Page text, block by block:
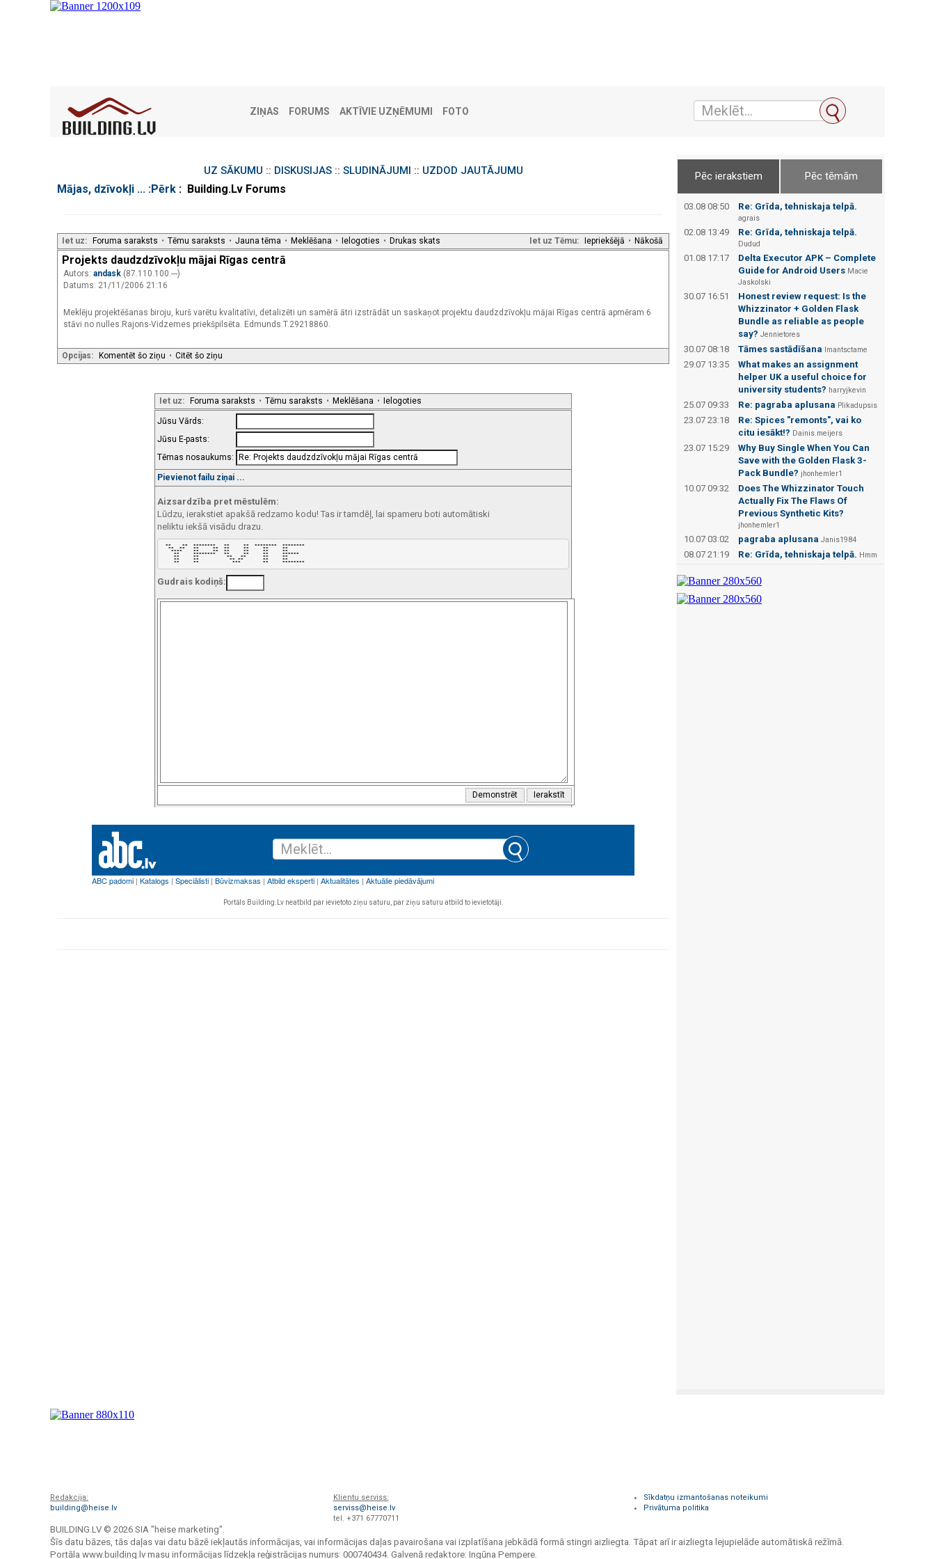
ZIŅAS FORUMS AKTĪVIE UZŅĒMUMI FOTO
UZ SĀKUMU :: DISKUSIJAS:: SLUDINĀJUMI :: UZDOD JAUTĀJUMU
Mājas, dzīvokļi ... :Pērk : Building.Lv Forums
Iet uz Tēmu: Iepriekšējā • Nākošā
Iet uz: Foruma saraksts • Tēmu saraksts • Jauna tēma • Meklēšana • Ielogoties • Drukas skats
Projekts daudzdzīvokļu mājai Rīgas centrā
Autors: andask (87.110.100.---)
Datums: 21/11/2006 21:16
Meklēju projektēšanas biroju, kurš varētu kvalitatīvi, detalizēti un samērā ātri izstrādāt un saskaņot projektu daudzdzīvokļu mājai Rīgas centrā apmēram 6
stāvi no nulles.Rajons-Vidzemes priekšpilsēta. Edmunds.T.29218860.
Opcijas: Komentēt šo ziņu • Citēt šo ziņu
Iet uz: Foruma saraksts • Tēmu saraksts • Meklēšana • Ielogoties
Jūsu Vārds:
Jūsu E-pasts:
Tēmas nosaukums:
Pievienot failu ziņai ...
Aizsardzība pret mēstulēm:
Lūdzu, ierakstiet apakšā redzamo kodu! Tas ir tamdēļ, lai spameru boti automātiski
neliktu iekšā visādu drazu.
**    **  ********   **     **  ********  ********
  **  **   **     **  **     **     **     **
   ****    **     **  **     **     **     **
    **     ********   **     **     **     ******
    **     **          **   **      **     **
    **     **           ** **       **     **
    **     **            ***        **     ********
Gudrais kodiņš:
Portāls Building.Lv neatbild par ievietoto ziņu saturu, par ziņu saturu atbild to ievietotāji.
Pēc ierakstiem Pēc tēmām
03.08 08:50 Re: Grīda, tehniskaja telpā.
agrais
02.08 13:49 Re: Grīda, tehniskaja telpā.
Dudud
01.08 17:17
Delta Executor APK – Complete
Guide for Android Users Macie
Jaskolski
30.07 16:51
Honest review request: Is the
Whizzinator + Golden Flask
Bundle as reliable as people
say? Jennietores
30.07 08:18 Tāmes sastādīšana Imantsctame
29.07 13:35
What makes an assignment
helper UK a useful choice for
university students? harryjkevin
25.07 09:33 Re: pagraba aplusana Plikadupsis
23.07 23:18
Re: Spices "remonts", vai ko
citu iesākt!? Dainis.meijers
23.07 15:29
Why Buy Single When You Can
Save with the Golden Flask 3-
Pack Bundle? jhonhemler1
10.07 09:32
Does The Whizzinator Touch
Actually Fix The Flaws Of
Previous Synthetic Kits?
jhonhemler1
10.07 03:02 pagraba aplusana Janis1984
08.07 21:19 Re: Grīda, tehniskaja telpā. Hmm
Redakcija:
building@heise.lv
Klientu serviss:
serviss@heise.lv
tel. +371 67770711
Sīkdatņu izmantošanas noteikumi
Privātuma politika
BUILDING.LV © 2026 SIA "heise marketing".
Šīs datu bāzes, tās daļas vai datu bāzē iekļautās informācijas, vai informācijas daļas pavairošana vai izplatīšana jebkādā formā stingri aizliegta. Tāpat arī ir aizliegta lejupielāde automātiskā režīmā.
Portāla www.building.lv masu informācijas līdzekļa reģistrācijas numurs: 000740434. Galvenā redaktore: Ingūna Pempere.